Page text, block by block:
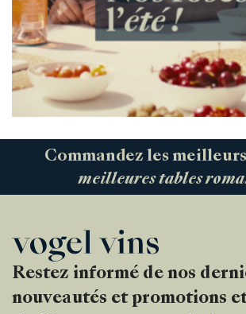
Commandez les
meilleures tables
Restez informé de nos
nouveautés et promotions